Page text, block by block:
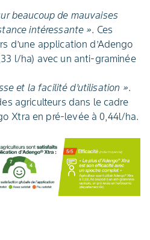
beaucoup de mauvaises
intéressante ». Ces
d’une application d’Adengo
l/ha) avec un anti-graminée
et la facilité d’utilisation ».
agriculteurs dans le cadre
Xtra en pré-levée à 0,44l/ha.